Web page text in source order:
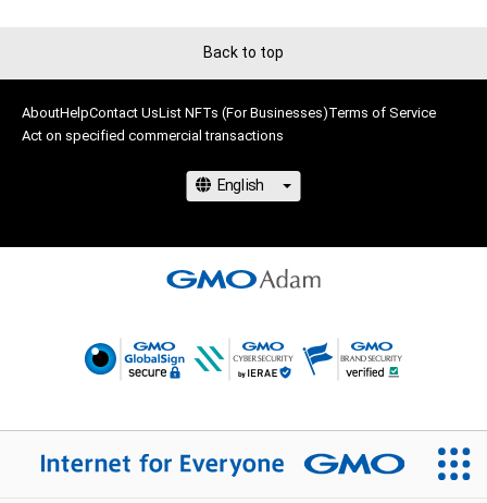
Back to top
AboutHelpContact UsList NFTs (For Businesses)Terms of Service
Act on specified commercial transactions